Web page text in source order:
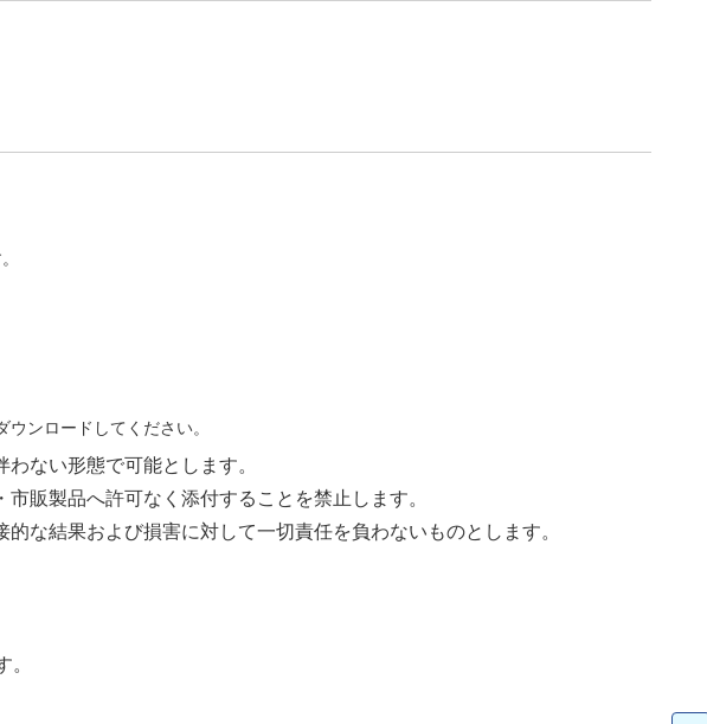
ンロードしてください。
ない形態で可能とします。
販製品へ許可なく添付することを禁止します。
な結果および損害に対して一切責任を負わないものとします。
。